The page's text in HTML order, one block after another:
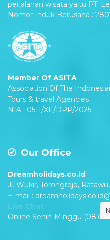
perjalanan wisata yaitu PT.
Nomor Induk Berusaha :
Member Of ASITA
Association Of The
Tours & travel Agencies
NIA : 0511/XII/DPP/2025
Our Office
Dreamholidays.co.id
Jl. Wukir, Torongrejo,
E-mail :
Live Chat
Online Senin-Minggu (08:00